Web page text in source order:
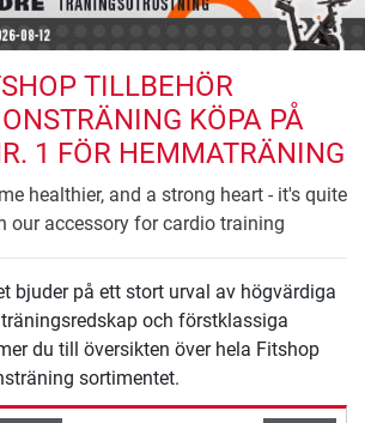
TILLBEHÖR
KÖPA PÅ
1 FÖR HEMMATRÄNING
healthier, and a strong heart - it's quite
our accessory for cardio training
bjuder på ett stort urval av högvärdiga
och förstklassiga
du till översikten över hela Fitshop
sortimentet.